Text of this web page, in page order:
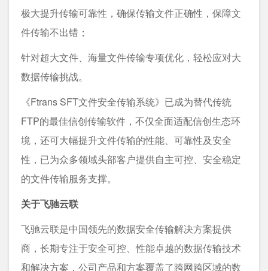
极大提升传输可靠性，确保传输文件正确性，保障文
件传输不出错；
针对超大文件、海量文件传输专项优化，轻松应对大
数据传输挑战。
《Ftrans SFT文件安全传输系统》已成为替代传统
FTP的最佳信创传输软件，不仅全面适配信创生态环
境，还可大幅提升文件传输的性能、可靠性及安全
性，已为众多领域头部客户提供自主可控、安全稳定
的文件传输服务支撑。
关于飞驰云联
飞驰云联是中国领先的数据安全传输解决方案提供
商，长期专注于安全可控、性能卓越的数据传输技术
和解决方案，公司产品和方案覆盖了跨网跨区域的数